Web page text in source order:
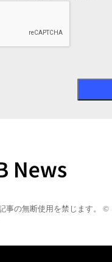
事の無断使用を禁じます。 ©